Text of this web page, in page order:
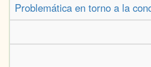
Problemática en torno a la